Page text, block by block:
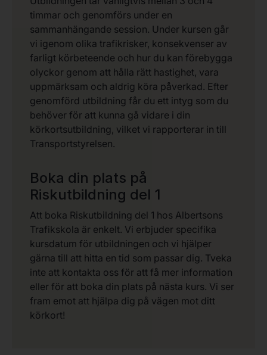
timmar och genomförs under en
sammanhängande session. Under kursen går
vi igenom olika trafikrisker, konsekvenser av
farligt körbeteende och hur du kan förebygga
olyckor genom att hålla rätt hastighet, vara
uppmärksam och aldrig köra påverkad. Efter
genomförd utbildning får du ett intyg som du
behöver för att kunna gå vidare i din
körkortsutbildning, vilket vi rapporterar in till
Transportstyrelsen.
Boka din plats på
Riskutbildning del 1
Att boka Riskutbildning del 1 hos Albertsons
Trafikskola är enkelt. Vi erbjuder specifika
kursdatum för utbildningen och vi hjälper
gärna till att hitta en tid som passar dig. Tveka
inte att kontakta oss för att få mer information
eller för att boka din plats på nästa kurs. Vi ser
fram emot att hjälpa dig på vägen mot ditt
körkort!